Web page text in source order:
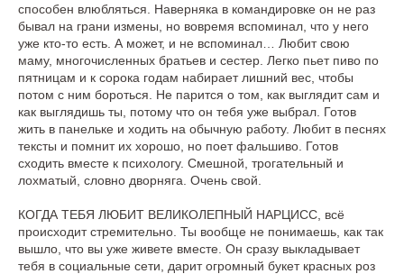
способен влюбляться. Наверняка в командировке он не раз
бывал на грани измены, но вовремя вспоминал, что у него
уже кто-то есть. А может, и не вспоминал… Любит свою
маму, многочисленных братьев и сестер. Легко пьет пиво по
пятницам и к сорока годам набирает лишний вес, чтобы
потом с ним бороться. Не парится о том, как выглядит сам и
как выглядишь ты, потому что он тебя уже выбрал. Готов
жить в панельке и ходить на обычную работу. Любит в песнях
тексты и помнит их хорошо, но поет фальшиво. Готов
сходить вместе к психологу. Смешной, трогательный и
лохматый, словно дворняга. Очень свой.
КОГДА ТЕБЯ ЛЮБИТ ВЕЛИКОЛЕПНЫЙ НАРЦИСС, всё
происходит стремительно. Ты вообще не понимаешь, как так
вышло, что вы уже живете вместе. Он сразу выкладывает
тебя в социальные сети, дарит огромный букет красных роз